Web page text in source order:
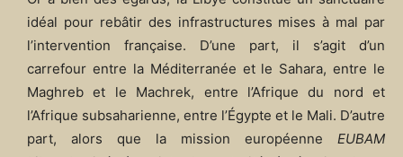
idéal pour rebâtir des infrastructures mises à mal par
l’intervention française. D’une part, il s’agit d’un
carrefour entre la Méditerranée et le Sahara, entre le
Maghreb et le Machrek, entre l’Afrique du nord et
l’Afrique subsaharienne, entre l’Égypte et le Mali. D’autre
part, alors que la mission européenne EUBAM